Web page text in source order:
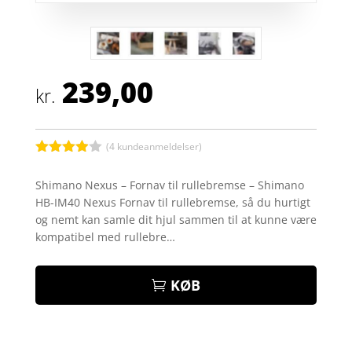
kr. 239,00
ud af 5
baseret
kundebed
ømmelse
(4 kundeanmeldelser)
Shimano Nexus – Fornav til rullebremse – Shimano
HB-IM40 Nexus Fornav til rullebremse, så du hurtigt
og nemt kan samle dit hjul sammen til at kunne være
kompatibel med rullebre…
KØB